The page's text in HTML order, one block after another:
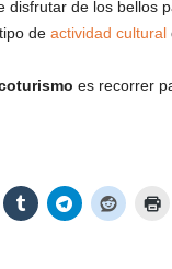
disfrutar de los bellos
de actividad cultural
es recorrer